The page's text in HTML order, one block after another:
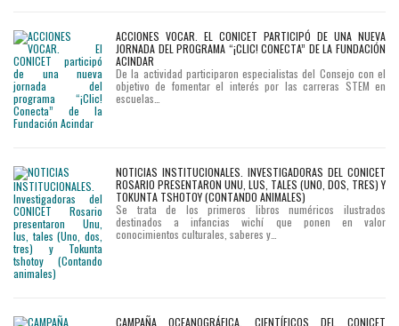
ACCIONES VOCAR. EL CONICET PARTICIPÓ DE UNA NUEVA
JORNADA DEL PROGRAMA “¡CLIC! CONECTA” DE LA FUNDACIÓN
ACINDAR
De la actividad participaron especialistas del Consejo con el
objetivo de fomentar el interés por las carreras STEM en
escuelas…
NOTICIAS INSTITUCIONALES. INVESTIGADORAS DEL CONICET
ROSARIO PRESENTARON UNU, LUS, TALES (UNO, DOS, TRES) Y
TOKUNTA TSHOTOY (CONTANDO ANIMALES)
Se trata de los primeros libros numéricos ilustrados
destinados a infancias wichí que ponen en valor
conocimientos culturales, saberes y…
CAMPAÑA OCEANOGRÁFICA. CIENTÍFICOS DEL CONICET